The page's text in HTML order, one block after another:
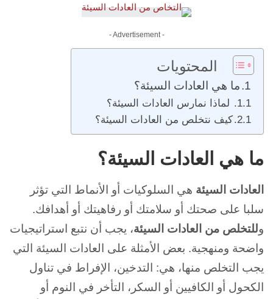
- Advertisement -
المحتويات
ما هي العادات السيئة؟
لماذا نمارس العادات السيئة؟
كيف نتخلص من العادات السيئة؟
ما هي العادات السيئة؟
العادات السيئة هي السلوكيات أو الأنماط التي تؤثر
سلبا على صحتك أو سلامتك أو رفاهيتك أو أهدافك.
وللتخلص من العادات السيئة، يجب أن نتبع استراتيجيات
واضحة ومنهجية. بعض الأمثلة على العادات السيئة التي
يجب التخلص منها، هي: التدخين، الإفراط في تناول
الكحول أو الكافيين أو السكر، التأخر في النوم أو